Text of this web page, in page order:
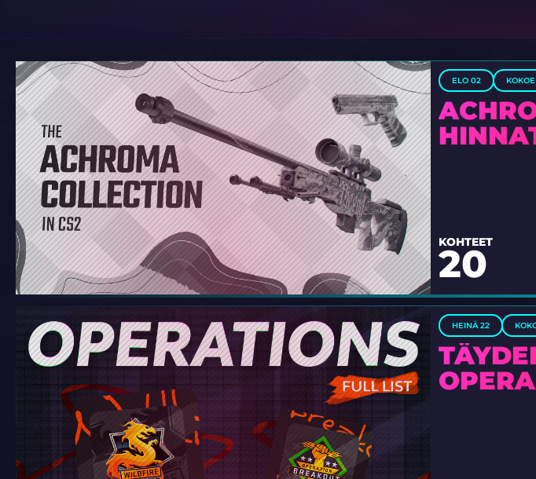
ELO 02
KOHTEET
20
HEINÄ 22